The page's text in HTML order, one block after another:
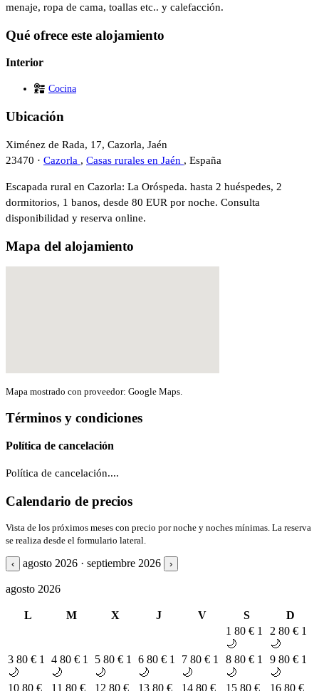
menaje, ropa de cama, toallas etc.. y calefacción.
Qué ofrece este alojamiento
Interior
Cocina
Ubicación
Ximénez de Rada, 17, Cazorla, Jaén
23470 · Cazorla , Casas rurales en Jaén , España
Escapada rural en Cazorla: La Oróspeda. hasta 2 huéspedes, 2
dormitorios, 1 banos, desde 80 EUR por noche. Consulta
disponibilidad y reserva online.
Mapa del alojamiento
Mapa mostrado con proveedor: Google Maps.
Términos y condiciones
Política de cancelación
Política de cancelación....
Calendario de precios
Vista de los próximos meses con precio por noche y noches mínimas. La reserva
se realiza desde el formulario lateral.
‹ agosto 2026 · septiembre 2026 ›
agosto 2026
L M X J V S
D
1 80 € 1
🌙
2 80 € 1
🌙
3 80 € 1
🌙
4 80 € 1
🌙
5 80 € 1
🌙
6 80 € 1
🌙
7 80 € 1
🌙
8 80 € 1
🌙
9 80 € 1
🌙
10 80 € 11 80 € 12 80 € 13 80 € 14 80 € 15 80 € 16 80 €